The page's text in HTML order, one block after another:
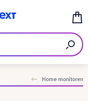
Home monitoren